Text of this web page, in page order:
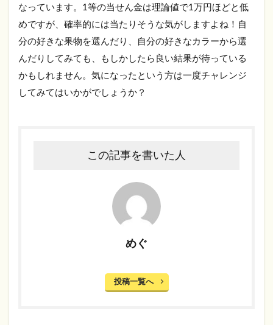
なっています。1等の当せん金は理論値で1万円ほどと低
めですが、確率的には当たりそうな気がしますよね！自
分の好きな果物を選んだり、自分の好きなカラーから選
んだりしてみても、もしかしたら良い結果が待っている
かもしれません。気になったという方は一度チャレンジ
してみてはいかがでしょうか？
この記事を書いた人
めぐ
投稿一覧へ